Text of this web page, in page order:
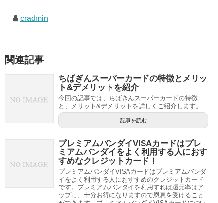
cradmin
関連記事
ちばぎんスーパーカードの特徴とメリッ
ト&デメリットを紹介
今回の記事では、ちばぎんスーパーカードの特徴
と、メリット&デメリットを詳しくご紹介します。
記事を読む
プレミアムバンダイVISAカードはプレ
ミアムバンダイをよく利用する人におす
すめなクレジットカード！
プレミアムバンダイVISAカードはプレミアムバンダ
イをよく利用する人におすすめのクレジットカード
です。プレミアムバンダイを利用すれば還元率はア
ップし、十分お得になりますので恩恵を受けること